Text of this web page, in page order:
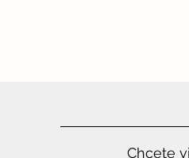
Chcete